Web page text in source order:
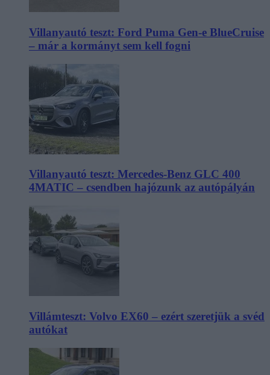
Villanyautó teszt: Ford Puma Gen-e BlueCruise
– már a kormányt sem kell fogni
Villanyautó teszt: Mercedes-Benz GLC 400
4MATIC – csendben hajózunk az autópályán
Villámteszt: Volvo EX60 – ezért szeretjük a svéd
autókat